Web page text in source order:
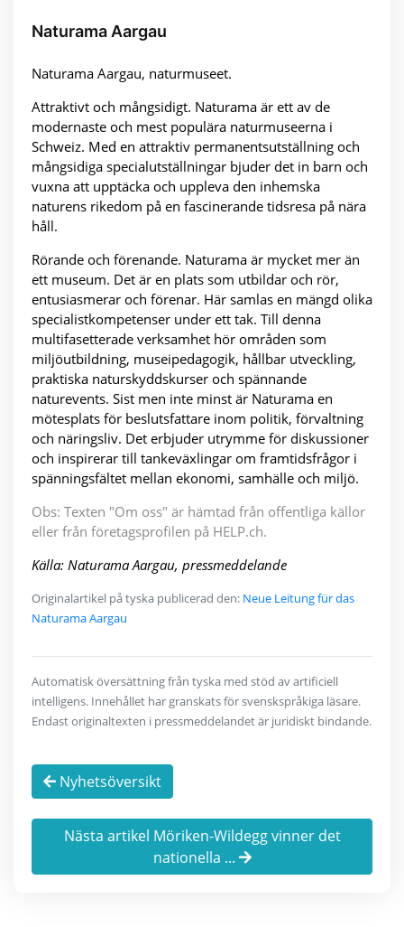
Naturama Aargau
Naturama Aargau, naturmuseet.
Attraktivt och mångsidigt. Naturama är ett av de
modernaste och mest populära naturmuseerna i
Schweiz. Med en attraktiv permanentsutställning och
mångsidiga specialutställningar bjuder det in barn och
vuxna att upptäcka och uppleva den inhemska
naturens rikedom på en fascinerande tidsresa på nära
håll.
Rörande och förenande. Naturama är mycket mer än
ett museum. Det är en plats som utbildar och rör,
entusiasmerar och förenar. Här samlas en mängd olika
specialistkompetenser under ett tak. Till denna
multifasetterade verksamhet hör områden som
miljöutbildning, museipedagogik, hållbar utveckling,
praktiska naturskyddskurser och spännande
naturevents. Sist men inte minst är Naturama en
mötesplats för beslutsfattare inom politik, förvaltning
och näringsliv. Det erbjuder utrymme för diskussioner
och inspirerar till tankeväxlingar om framtidsfrågor i
spänningsfältet mellan ekonomi, samhälle och miljö.
Obs: Texten "Om oss" är hämtad från offentliga källor
eller från företagsprofilen på HELP.ch.
Källa: Naturama Aargau, pressmeddelande
Originalartikel på tyska publicerad den: Neue Leitung für das
Naturama Aargau
Automatisk översättning från tyska med stöd av artificiell
intelligens. Innehållet har granskats för svenskspråkiga läsare.
Endast originaltexten i pressmeddelandet är juridiskt bindande.
Nyhetsöversikt
Nästa artikel Möriken-Wildegg vinner det
nationella ...